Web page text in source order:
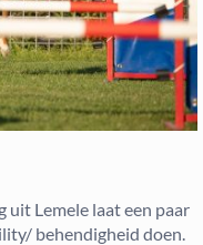
uit Lemele laat een paar
behendigheid doen.